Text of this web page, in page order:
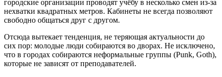
городские организации проводят учёбу в несколько смен из-за
нехватки квадратных метров. Кабинеты не всегда позволяют
свободно общаться друг с другом.
Отсюда вытекает тенденция, не теряющая актуальности до
сих пор: молодые люди собираются во дворах. Не исключено,
что в городах собираются неформальные группы (Punk, Goth),
которые не зависят от преподавателей.